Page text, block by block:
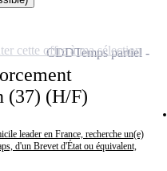
(37) (H/F)
leader en France, recherche un(e)
d'un Brevet d'État ou équivalent,
CDDTemps partiel
cette offre à ma sélection